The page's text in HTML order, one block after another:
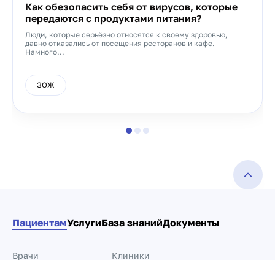
Как обезопасить себя от вирусов, которые
передаются с продуктами питания?
Люди, которые серьёзно относятся к своему здоровью,
давно отказались от посещения ресторанов и кафе.
Намного...
ЗОЖ
ПациентамУслугиБаза знанийДокументы
Врачи Клиники